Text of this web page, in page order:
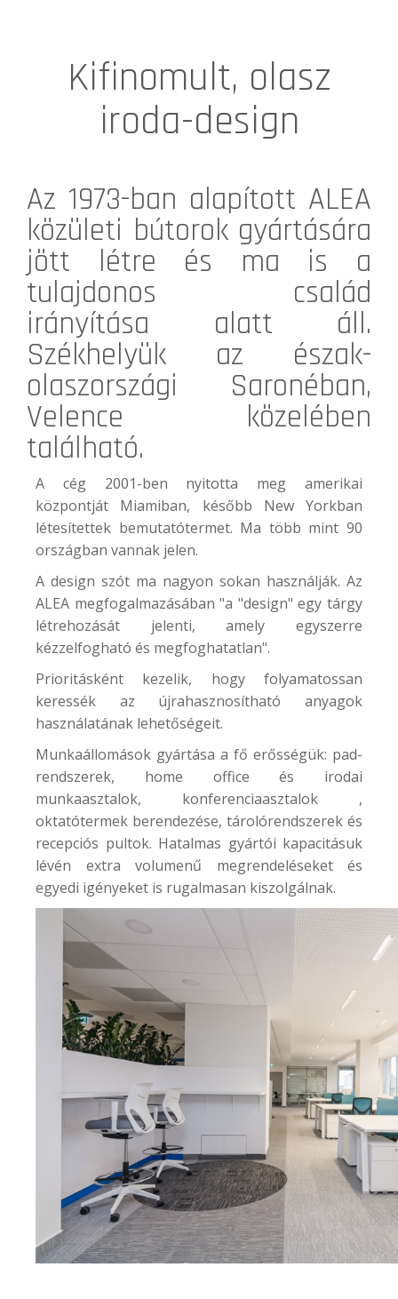
Kifinomult, olasz
iroda-design
Az 1973-ban alapított ALEA
közületi bútorok gyártására
jött létre és ma is a
tulajdonos család
irányítása alatt áll.
Székhelyük az észak-
olaszországi Saronéban,
Velence közelében
található.
A cég 2001-ben nyitotta meg amerikai
központját Miamiban, később New Yorkban
létesítettek bemutatótermet. Ma több mint 90
országban vannak jelen.
A design szót ma nagyon sokan használják. Az
ALEA megfogalmazásában "a "design" egy tárgy
létrehozását jelenti, amely egyszerre
kézzelfogható és megfoghatatlan".
Prioritásként kezelik, hogy folyamatossan
keressék az újrahasznosítható anyagok
használatának lehetőségeit.
Munkaállomások gyártása a fő erősségük: pad-
rendszerek, home office és irodai
munkaasztalok, konferenciaasztalok ,
oktatótermek berendezése, tárolórendszerek és
recepciós pultok. Hatalmas gyártói kapacitásuk
lévén extra volumenű megrendeléseket és
egyedi igényeket is rugalmasan kiszolgálnak.